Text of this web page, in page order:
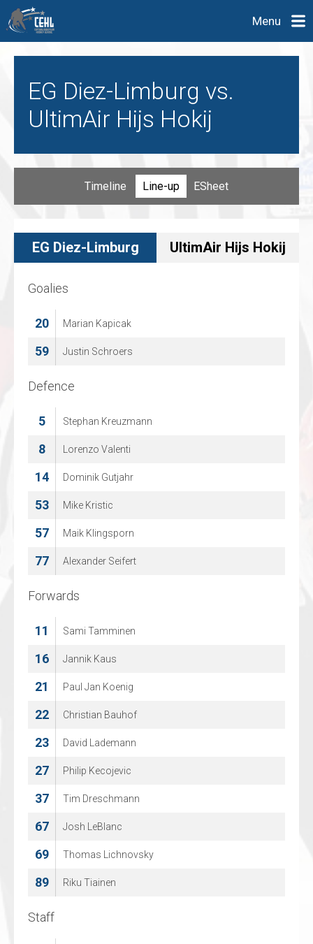
Menu
EG Diez-Limburg vs.
UltimAir Hijs Hokij
Timeline Line-up ESheet
EG Diez-Limburg UltimAir Hijs Hokij
Goalies
20 Marian Kapicak
59 Justin Schroers
Defence
5 Stephan Kreuzmann
8 Lorenzo Valenti
14 Dominik Gutjahr
53 Mike Kristic
57 Maik Klingsporn
77 Alexander Seifert
Forwards
11 Sami Tamminen
16 Jannik Kaus
21 Paul Jan Koenig
22 Christian Bauhof
23 David Lademann
27 Philip Kecojevic
37 Tim Dreschmann
67 Josh LeBlanc
69 Thomas Lichnovsky
89 Riku Tiainen
Staff
Goalies
24 Cas Neuman
33 Brett Magnus
Defence
10 Mike van Oeveren
18 Twanne Haisma
19 Joy Turpijn
21 Wesley de Bruijn
44 Jordy Van Oorschot
61 Morris Hols
Forwards
3 Joey Oosterveld
5 Tommy Van Zanten
9 Hugo Turcotte
20 Dani van Schilt
22 Tobie Collard
23 Matias Mustonen
26 Donovan de Zwart
34 Jacky de Zwart
Staff